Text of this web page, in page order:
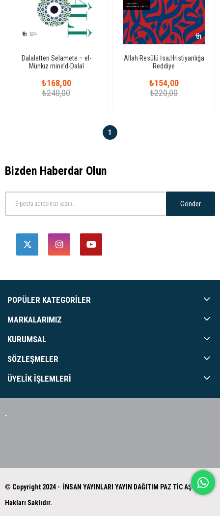
Dalaletten Selamete – el-
Münkız mine’d-Dalal
₺168,00
₺240,00
Allah Resûlü İsa;Hristiyanlığa
Reddiye
₺154,00
₺220,00
1
Bizden Haberdar Olun
Gönder
POPÜLER KATEGORILER
MARKALARIMIZ
KURUMSAL
SÖZLEŞMELER
ÜYELIK İŞLEMLERI
© Copyright 2024 - İNSAN YAYINLARI YAYIN DAĞITIM PAZ TİC AŞ Tüm
Hakları Saklıdır.